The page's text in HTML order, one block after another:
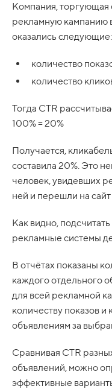
Компания, торгующая
рекламную кампанию
оказались следующие:
количество
количество
Тогда CTR
100% = 20%
Получается,
составила 20%. Это
человек, увидевших
ней и перешли на сайт
Как видно,
рекламные системы
В отчётах показаны
каждого отдельного
для всей рекламной
количеству показов
объявлениям за
Сравнивая CTR
объявлений, можно
эффективные